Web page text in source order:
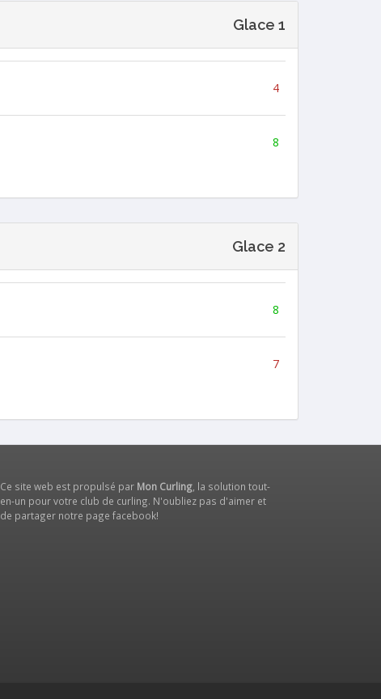
Glace 1
4
8
Glace 2
8
7
Ce site web est propulsé par Mon Curling , la solution tout-
en-un pour votre club de curling. N'oubliez pas d'aimer et
de partager notre page facebook!